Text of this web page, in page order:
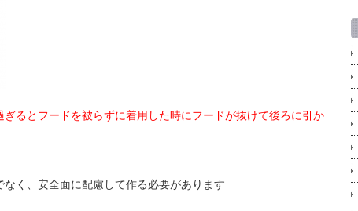
ぎるとフードを被らずに着用した時にフードが抜けて後ろに引か
く、安全面に配慮して作る必要があります